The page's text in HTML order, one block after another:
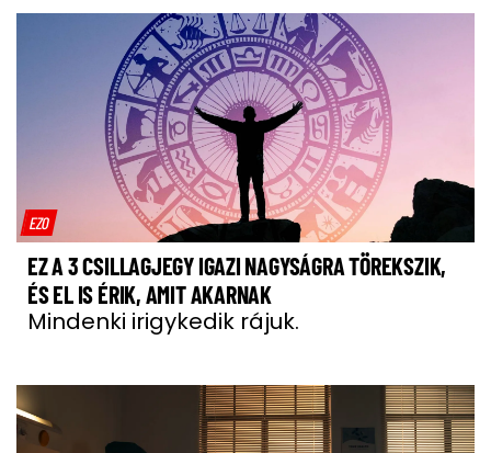
EZO
EZ A 3 CSILLAGJEGY IGAZI NAGYSÁGRA TÖREKSZIK,
ÉS EL IS ÉRIK, AMIT AKARNAK
Mindenki irigykedik rájuk.